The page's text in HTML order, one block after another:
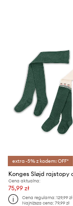
extra -5% z kodem: OFF*
Cena aktualna:
75,99 zł
Cena regularna:129,99 zł
Najniższa cena:79,99 zł